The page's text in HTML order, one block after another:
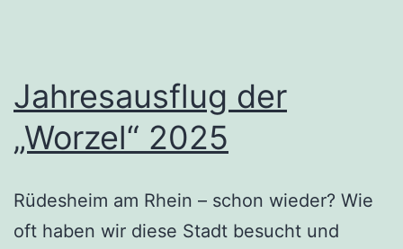
Jahresausflug der
„Worzel“ 2025
Rüdesheim am Rhein – schon wieder? Wie
oft haben wir diese Stadt besucht und